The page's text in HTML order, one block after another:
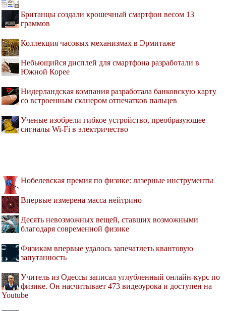
Британцы создали крошечный смартфон весом 13
граммов
Коллекция часовых механизмах в Эрмитаже
Небьющийся дисплей для смартфона разработали в
Южной Корее
Нидерландская компания разработала банковскую карту
со встроенным сканером отпечатков пальцев
Ученые изобрели гибкое устройство, преобразующее
сигналы Wi-Fi в электричество
Нобелевская премия по физике: лазерные инструменты
Впервые измерена масса нейтрино
Десять невозможных вещей, ставших возможными
благодаря современной физике
Физикам впервые удалось запечатлеть квантовую
запутанность
Учитель из Одессы записал углубленный онлайн-курс по
физике. Он насчитывает 473 видеоурока и доступен на
Youtube